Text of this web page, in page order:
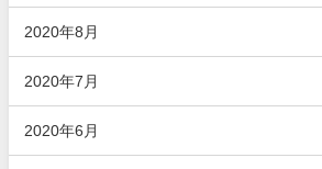
2020年8月
2020年7月
2020年6月